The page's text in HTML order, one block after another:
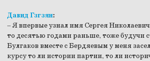
Давид Гзгзян:
– Я впервые узнал имя Сергея
то десятью годами раньше, тоже будучи
Булгаков вместе с Бердяевым у меня
курсу то ли истории партии, то ли